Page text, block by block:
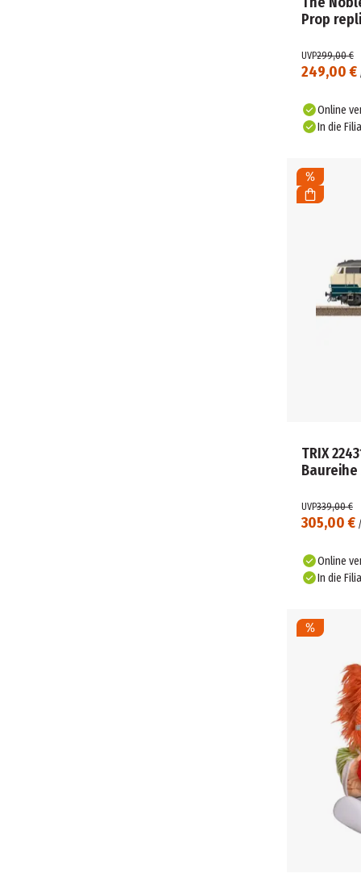
Prop
249,00 €
UVP299,00 €
Online
In die
TRIX
Baureihe
305,00 € /
UVP339,00 €
Online
In die